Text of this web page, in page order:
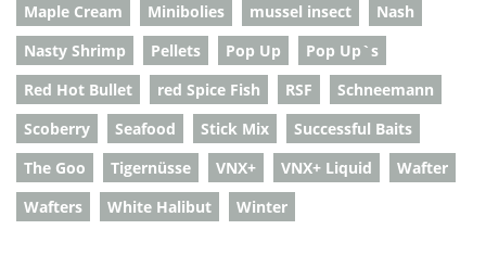
Maple Cream
Minibolies mussel insect
Nash
Nasty Shrimp
Pellets Pop Up
Pop Up`s
Red Hot Bullet
red Spice Fish RSF
Schneemann
Scoberry
Seafood Stick Mix
Successful Baits
The Goo
Tigernüsse VNX+ VNX+ Liquid
Wafter
Wafters
White Halibut Winter